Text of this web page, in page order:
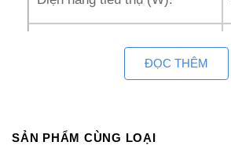
Dòng điện định mức (A):
ĐỌC THÊM
SẢN PHẨM CÙNG LOẠI